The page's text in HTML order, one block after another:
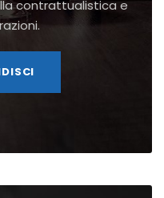
contrattualistica e